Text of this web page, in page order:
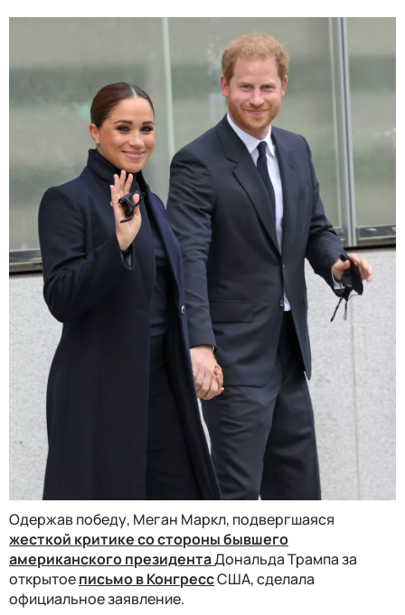
Одержав победу, Меган Маркл, подвергшаяся
жесткой критике со стороны бывшего
американского президентаДональда Трампа за
открытоеписьмо в КонгрессСША, сделала
официальное заявление.